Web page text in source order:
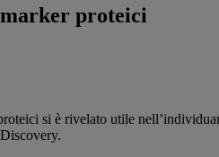
proteici
si è rivelato utile